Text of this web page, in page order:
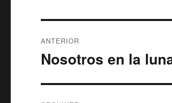
de
ANTERIOR
Artigo
Nosotros en la